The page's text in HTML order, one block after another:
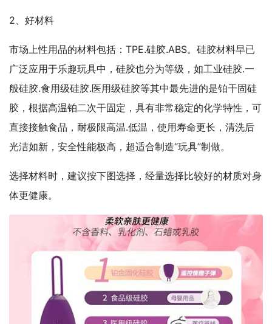
2、好材料
市场上性用品的材料包括：TPE.硅胶.ABS。硅胶材料早已
广泛应用于乐趣玩具中，硅胶也分为等级，如工业硅胶.一
般硅胶.食用级硅胶.医用级硅胶等其中最先进的是铂干固硅
胶，根据高温铂二次干固定，具有非常稳定的化学特性，可
直接接触食品，耐极限高温.低温，使用寿命更长，清洗后
光洁如新，安全性能极高，超适合制造“玩具”制做。
选择材料时，建议按下图选择，经量选择比较好的材质对身
体更健康。